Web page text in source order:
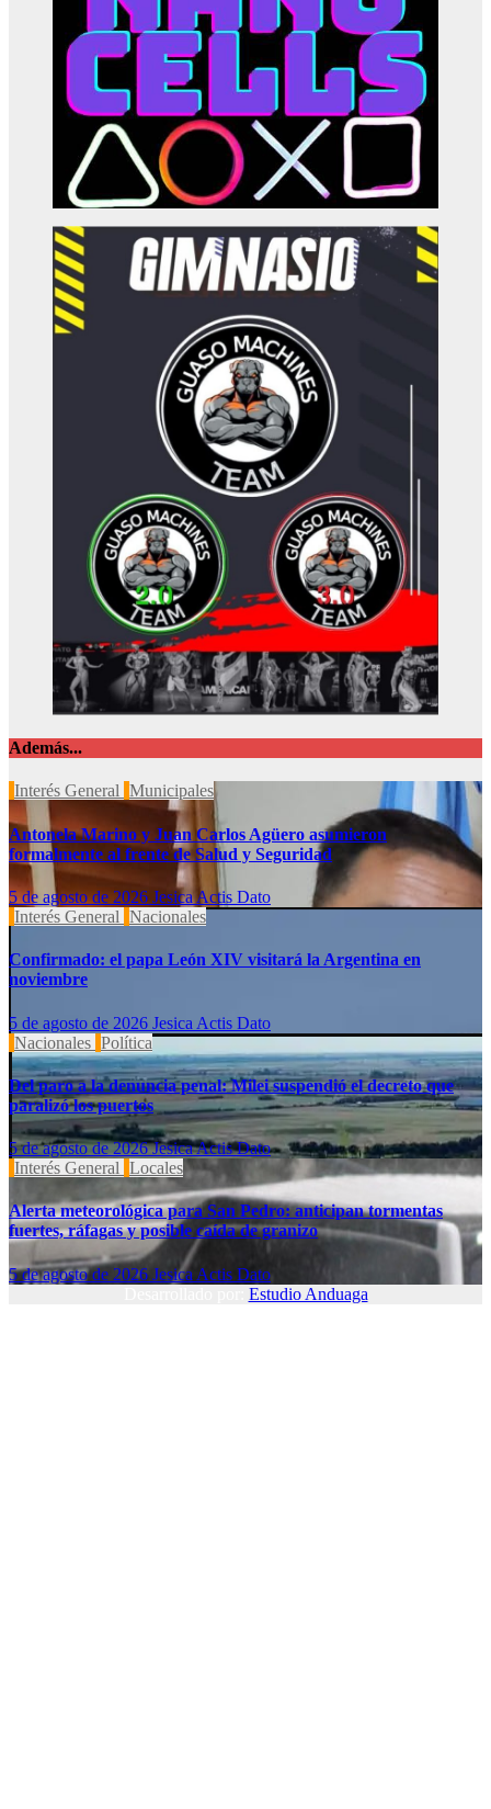
Además...
Interés General Municipales
Antonela Marino y Juan Carlos Agüero asumieron
formalmente al frente de Salud y Seguridad
5 de agosto de 2026 Jesica Actis Dato
Interés General Nacionales
Confirmado: el papa León XIV visitará la Argentina en
noviembre
5 de agosto de 2026 Jesica Actis Dato
Nacionales Política
Del paro a la denuncia penal: Milei suspendió el decreto que
paralizó los puertos
5 de agosto de 2026Jesica Actis Dato
Interés General Locales
Alerta meteorológica para San Pedro: anticipan tormentas
fuertes, ráfagas y posible caída de granizo
5 de agosto de 2026 Jesica Actis Dato
Estudio Anduaga